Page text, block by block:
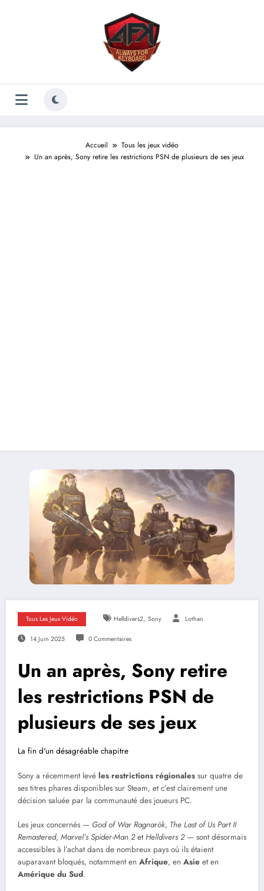
Accueil
Tous les jeux vidéo
Un an après, Sony retire les restrictions PSN de plusieurs de ses jeux
Tous Les Jeux Vidéo Helldivers2, Sony Lothan
14 Juin 2025 0 Commentaires
Un an après, Sony retire
les restrictions PSN de
plusieurs de ses jeux
La fin d'un désagréable chapitre
Sony a récemment levé les restrictions régionales sur quatre de
ses titres phares disponibles sur Steam, et c’est clairement une
décision saluée par la communauté des joueurs PC.
Les jeux concernés — God of War Ragnarök, The Last of Us Part II
Remastered, Marvel’s Spider-Man 2etHelldivers 2— sont désormais
accessibles à l’achat dans de nombreux pays où ils étaient
auparavant bloqués, notamment en Afrique, en Asie et en
Amérique du Sud.